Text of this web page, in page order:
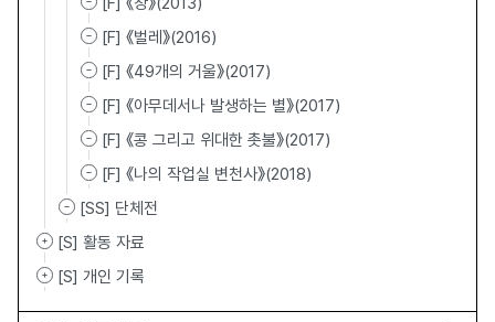
[F] 《벌레》(2016)
[F] 《49개의 거울》(2017)
[F] 《아무데서나 발생하는 별》(2017)
[F] 《콩 그리고 위대한 촛불》(2017)
[F] 《나의 작업실 변천사》(2018)
[SS] 단체전
[S] 활동 자료
[S] 개인 기록